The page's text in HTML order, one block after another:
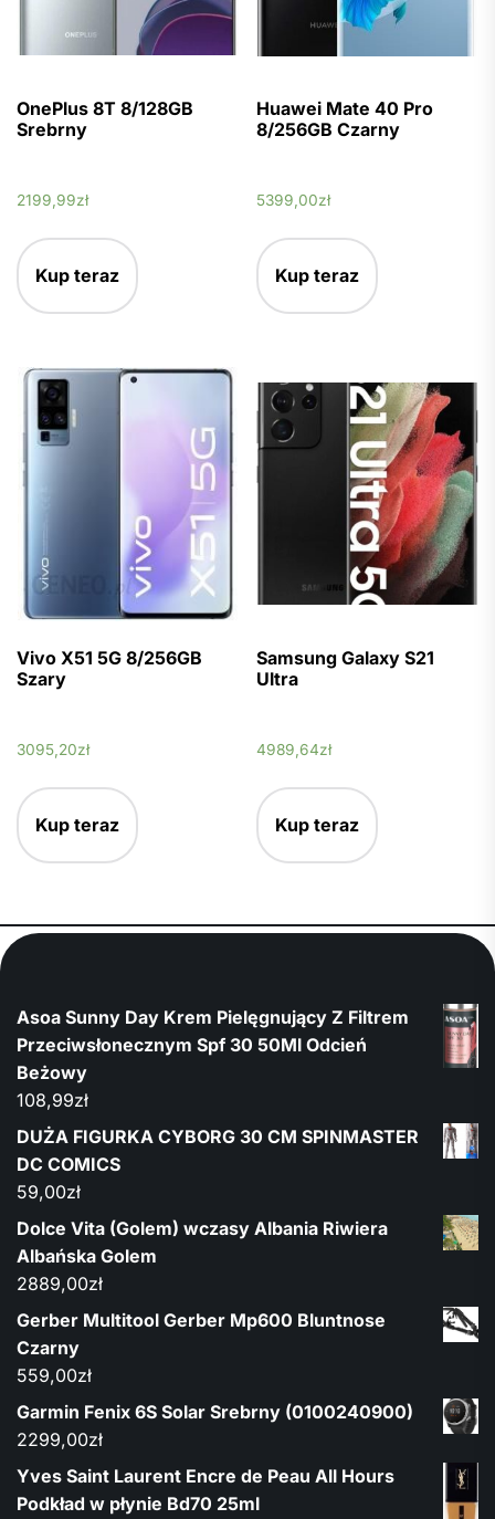
OnePlus 8T 8/128GB
Srebrny
2199,99zł
Kup teraz
Huawei Mate 40 Pro
8/256GB Czarny
5399,00zł
Kup teraz
Vivo X51 5G 8/256GB
Szary
3095,20zł
Kup teraz
Samsung Galaxy S21
Ultra
4989,64zł
Kup teraz
Asoa Sunny Day Krem Pielęgnujący Z Filtrem
Przeciwsłonecznym Spf 30 50Ml Odcień
Beżowy
108,99zł
DUŻA FIGURKA CYBORG 30 CM SPINMASTER
DC COMICS
59,00zł
Dolce Vita (Golem) wczasy Albania Riwiera
Albańska Golem
2889,00zł
Gerber Multitool Gerber Mp600 Bluntnose
Czarny
559,00zł
Garmin Fenix 6S Solar Srebrny (0100240900)
2299,00zł
Yves Saint Laurent Encre de Peau All Hours
Podkład w płynie Bd70 25ml